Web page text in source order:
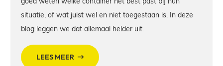
situatie, of wat juist wel en niet toegestaan is. In deze
blog leggen we dat allemaal helder uit.
LEES MEER